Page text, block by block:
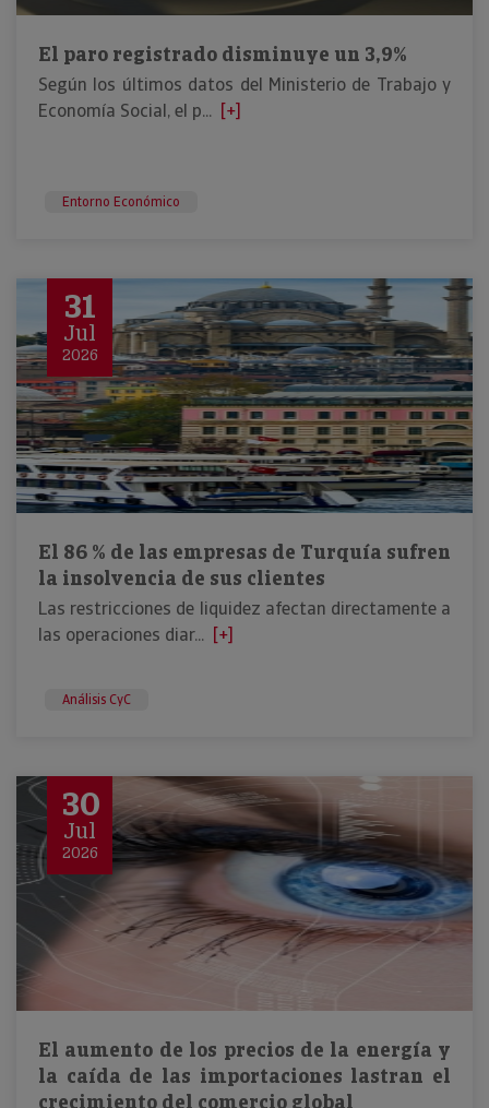
El paro registrado disminuye un 3,9%
Según los últimos datos del Ministerio de Trabajo y
Economía Social, el p... [+]
Entorno Económico
31
Jul
2026
El 86 % de las empresas de Turquía sufren
la insolvencia de sus clientes
Las restricciones de liquidez afectan directamente a
las operaciones diar... [+]
Análisis CyC
30
Jul
2026
El aumento de los precios de la energía y
la caída de las importaciones lastran el
crecimiento del comercio global